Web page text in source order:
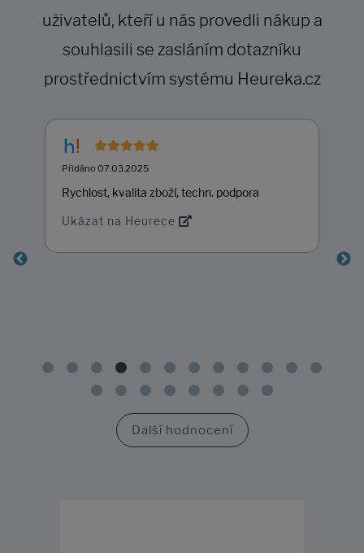
uživatelů, kteří u nás provedli nákup a
souhlasili se zasláním dotazníku
prostřednictvím systému Heureka.cz
Přidáno 07.03.2025
Rychlost, kvalita zboží, techn. podpora
Ukázat na Heurece
Další hodnocení